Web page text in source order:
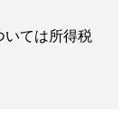
いては所得税